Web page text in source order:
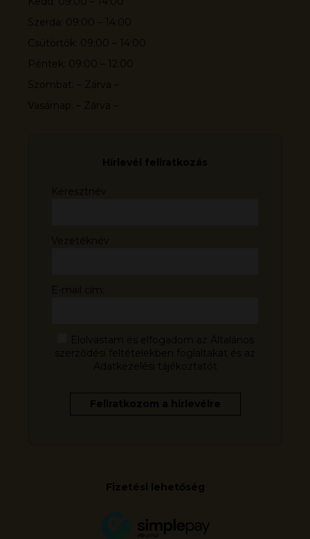
Szerda: 09:00 – 14:00
Csütörtök: 09:00 – 14:00
Péntek: 09:00 – 12:00
Szombat: – Zárva –
Vasárnap: – Zárva –
Fizetési lehetőség